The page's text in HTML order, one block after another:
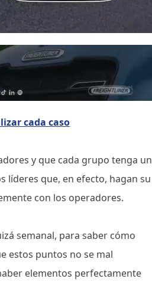
cada caso
y que cada grupo tenga un
líderes que, en efecto, hagan su
con los operadores.
semanal, para saber cómo
estos puntos no se mal
elementos perfectamente